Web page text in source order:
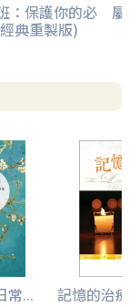
：保護你的必
典重製版)
屬
常... 記憶的治療